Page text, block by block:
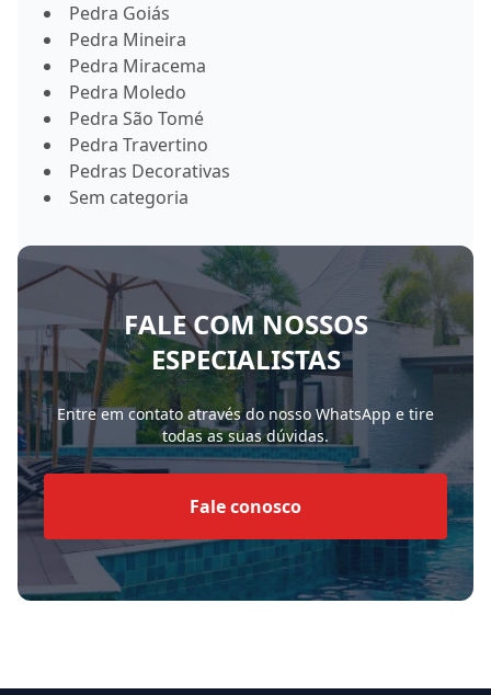
Pedra Goiás
Pedra Mineira
Pedra Miracema
Pedra Moledo
Pedra São Tomé
Pedra Travertino
Pedras Decorativas
Sem categoria
FALE COM NOSSOS
ESPECIALISTAS
Entre em contato através do nosso WhatsApp e tire
todas as suas dúvidas.
Fale conosco